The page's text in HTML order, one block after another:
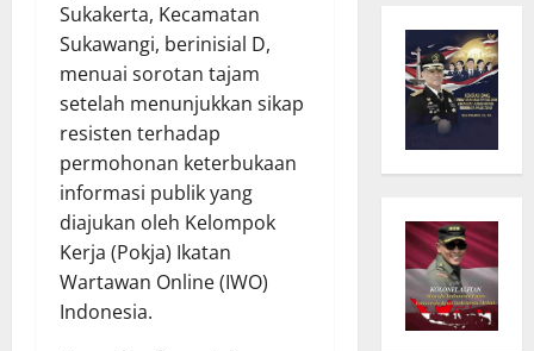
Sukakerta, Kecamatan
Sukawangi, berinisial D,
menuai sorotan tajam
setelah menunjukkan sikap
resisten terhadap
permohonan keterbukaan
informasi publik yang
diajukan oleh Kelompok
Kerja (Pokja) Ikatan
Wartawan Online (IWO)
Indonesia.